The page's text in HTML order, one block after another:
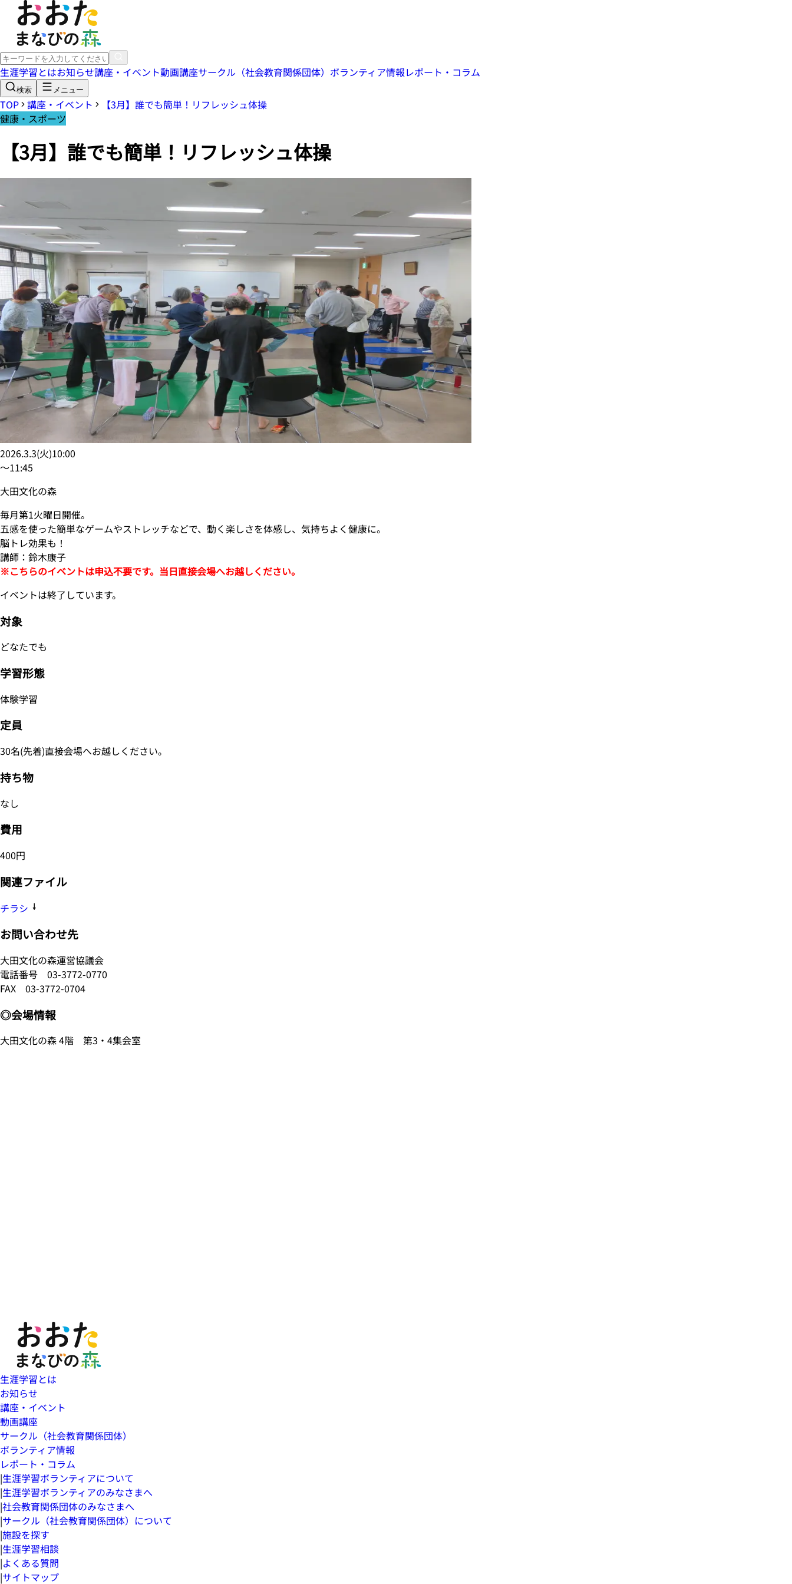
生涯学習とはお知らせ講座・イベント動画講座サークル（社会教育関係団体） ボランティア情報レポート・コラム
検索 メニュー
TOP 講座・イベント
【3月】誰でも簡単！リフレッシュ体操
健康・スポーツ
【3月】誰でも簡単！リフレッシュ体操
2026.3.3(火)10:00
〜11:45
大田文化の森
毎月第1火曜日開催。
五感を使った簡単なゲームやストレッチなどで、動く楽しさを体感し、気持ちよく健康に。
脳トレ効果も！
講師：鈴木康子
※こちらのイベントは申込不要です。当日直接会場へお越しください。
イベントは終了しています。
対象
どなたでも
学習形態
体験学習
定員
30名(先着)直接会場へお越しください。
持ち物
なし
費用
400円
関連ファイル
チラシ
お問い合わせ先
大田文化の森運営協議会
電話番号 03-3772-0770
FAX 03-3772-0704
◎会場情報
大田文化の森 4階 第3・4集会室
生涯学習とは
お知らせ
講座・イベント
動画講座
サークル（社会教育関係団体）
ボランティア情報
レポート・コラム
|生涯学習ボランティアについて
|生涯学習ボランティアのみなさまへ
|社会教育関係団体のみなさまへ
|サークル（社会教育関係団体）について
|施設を探す
|生涯学習相談
|よくある質問
|サイトマップ